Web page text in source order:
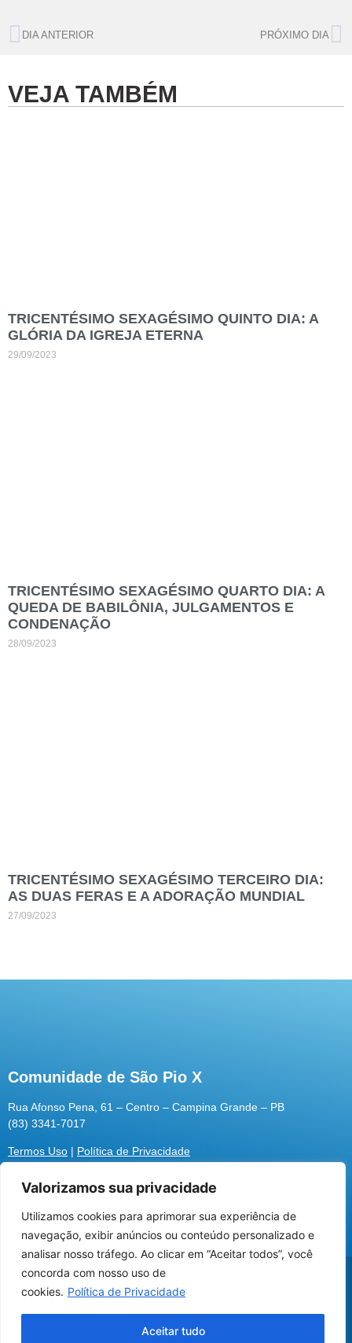
Utilizamos cookies para oferecer melhor
experiência, melhorar o desempenho, analisar
como você interage em nosso site e
personalizar conteúdo.
Valorizamos sua privacidade
Utilizamos cookies para aprimorar sua experiência de
navegação, exibir anúncios ou conteúdo personalizado e
analisar nosso tráfego. Ao clicar em “Aceitar todos”, você
concorda com nosso uso de
cookies. Política de Privacidade
Aceitar tudo
DIA ANTERIOR PRÓXIMO DIA
VEJA TAMBÉM
TRICENTÉSIMO SEXAGÉSIMO QUINTO DIA: A
GLÓRIA DA IGREJA ETERNA
29/09/2023
TRICENTÉSIMO SEXAGÉSIMO QUARTO DIA: A
QUEDA DE BABILÔNIA, JULGAMENTOS E
CONDENAÇÃO
28/09/2023
TRICENTÉSIMO SEXAGÉSIMO TERCEIRO DIA:
AS DUAS FERAS E A ADORAÇÃO MUNDIAL
27/09/2023
Comunidade de São Pio X
Rua Afonso Pena, 61 – Centro – Campina Grande – PB
(83) 3341-7017
Termos Uso | Política de Privacidade
@2026 Associação Carismática Católica São Pio X
Desenvolvido pelaROX